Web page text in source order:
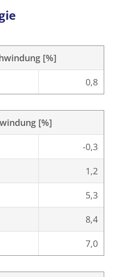
[%]
0,8
[%]
-0,3
1,2
5,3
8,4
7,0